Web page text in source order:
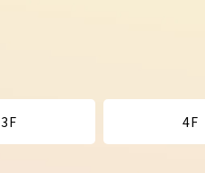
3F 4F